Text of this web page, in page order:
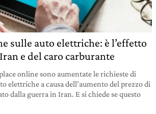
sulle auto elettriche: è l’effetto
e del caro carburante
online sono aumentate le richieste di
elettriche a causa dell’aumento del prezzo di
dalla guerra in Iran. E si chiede se questo